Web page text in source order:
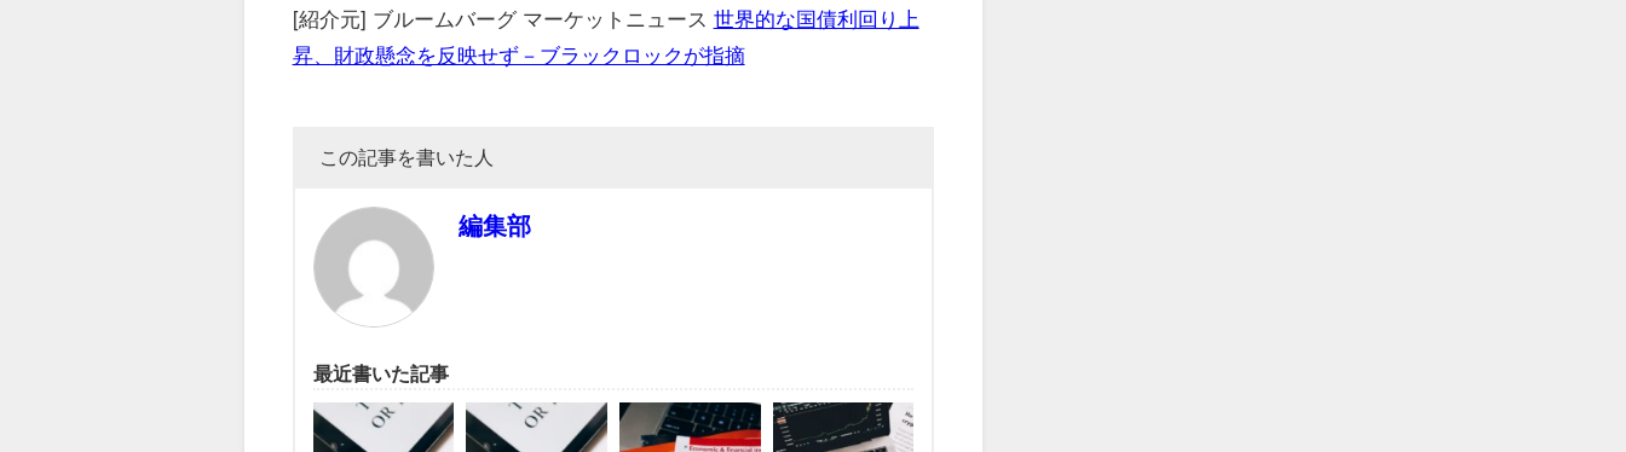
[紹介元] ブルームバーグ マーケットニュース 世界的な国債利回り上
昇、財政懸念を反映せず－ブラックロックが指摘
この記事を書いた人
編集部
最近書いた記事